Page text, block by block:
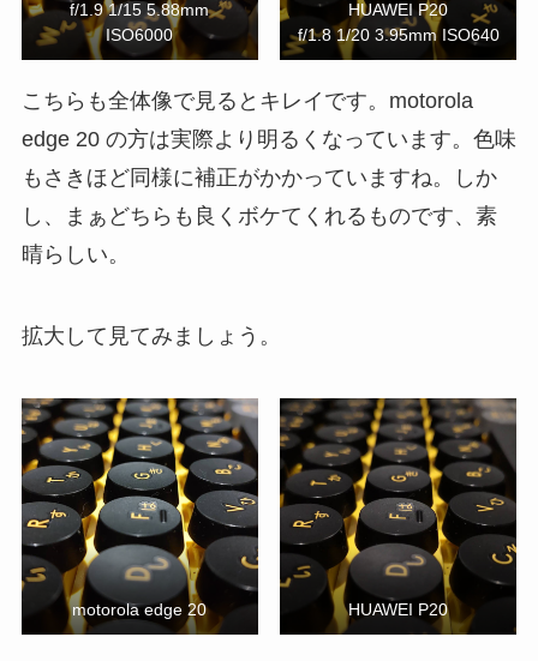
f/1.9 1/15 5.88mm
ISO6000
HUAWEI P20
f/1.8 1/20 3.95mm ISO640
こちらも全体像で見るとキレイです。motorola
edge 20 の方は実際より明るくなっています。色味
もさきほど同様に補正がかかっていますね。しか
し、まぁどちらも良くボケてくれるものです、素
晴らしい。
拡大して見てみましょう。
motorola edge 20 HUAWEI P20